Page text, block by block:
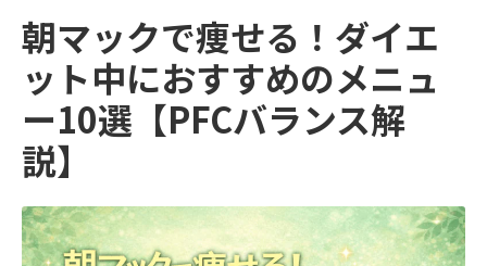
朝マックで痩せる！ダイエ
ット中におすすめのメニュ
ー10選【PFCバランス解
説】